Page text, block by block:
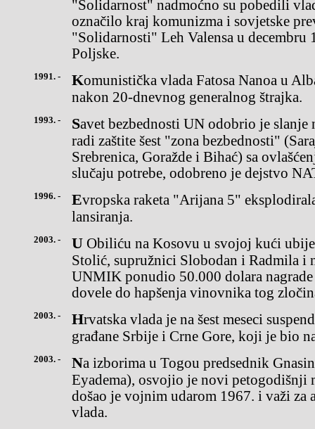
"Solidarnost" nadmoćno su pobedili
označilo kraj komunizma i sovjetske
"Solidarnosti" Leh Valensa u decembru
Poljske.
1991. - Komunistička vlada Fatosa Nanoa u Albaniji podnela je ostavku
nakon 20-dnevnog generalnog štrajka.
1993. - Savet bezbednosti UN odobrio je slanje naoružanih trupa u Bosnu
radi zaštite šest "zona bezbednosti"
Srebrenica, Goražde i Bihać) sa
slučaju potrebe, odobreno je dejstvo
1996. - Evropska raketa "Arijana 5" eksplodirala je 40 sekundi posle
lansiranja.
2003. - U Obiliću na Kosovu u svojoj kući ubijena su tri člana porodice
Stolić, supružnici Slobodan i Radmila
UNMIK ponudio 50.000 dolara
dovele do hapšenja vinovnika tog
2003. - Hrvatska vlada je na šest meseci suspendovala vizni režim za
građane Srbije i Crne Gore, koji je bio
2003. - Na izborima u Togou predsednik Gnasingbe Ejadema (Gnassingbe
Eyadema), osvojio je novi petogodišnji
došao je vojnim udarom 1967. i važi
vlada.